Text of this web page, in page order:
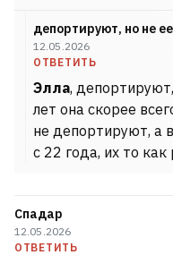
депортируют, но не ее
12.05.2026
ОТВЕТИТЬ
Элла,
лет она скорее
не депортируют, а
с 22 года, их то
Спадар
12.05.2026
ОТВЕТИТЬ